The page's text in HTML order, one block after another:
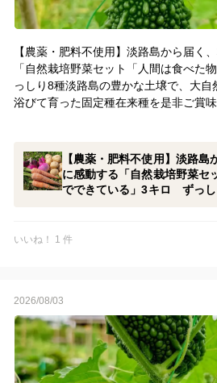
【農薬・肥料不使用】淡路島から届く
「自然栽培野菜セット「人間は食べ
っしり8種淡路島の豊かな土壌で、大自
浴びて育った固定種在来種を是非ご賞味
【農薬・肥料不使用】淡路島
に感動する「自然栽培野菜セ
でできている」3キロ ずっし
いいね！ 1 件
2026/08/03